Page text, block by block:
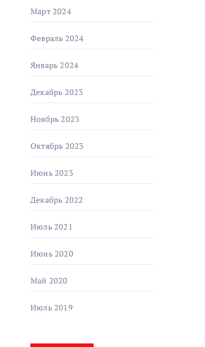
Март 2024
Февраль 2024
Январь 2024
Декабрь 2023
Ноябрь 2023
Октябрь 2023
Июнь 2023
Декабрь 2022
Июль 2021
Июнь 2020
Май 2020
Июль 2019